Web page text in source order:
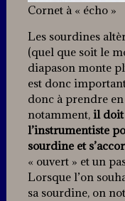
Cornet à « écho »
Les sourdines
(quel que soit le
diapason monte
est donc
donc à prendre
notamment, il doit
l’instrumentiste
sourdine et
« ouvert » et un
Lorsque l’on
sa sourdine, on